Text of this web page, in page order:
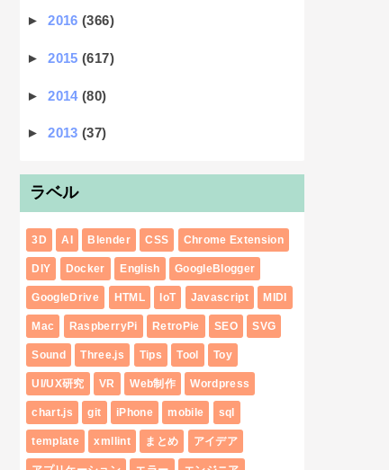
►2016(366)
►2015(617)
►2014(80)
►2013(37)
ラベル
3D AI Blender CSS Chrome Extension
DIY Docker English GoogleBlogger
GoogleDrive HTML IoT Javascript MIDI
Mac RaspberryPi RetroPie SEO SVG
Sound Three.js Tips Tool Toy
UI/UX研究 VR Web制作 Wordpress
chart.js git iPhone mobile sql
template xmllint まとめ アイデア